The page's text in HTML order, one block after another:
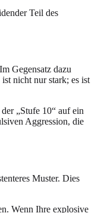
Teil des
Gegensatz dazu
nicht nur stark; es ist
„Stufe 10“ auf ein
Aggression, die
Muster. Dies
Wenn Ihre explosive